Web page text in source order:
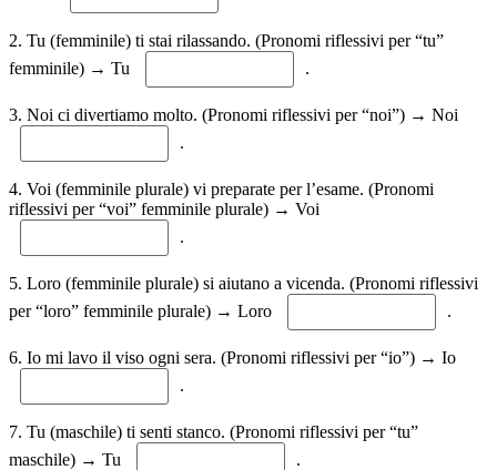
2. Tu (femminile) ti stai rilassando. (Pronomi riflessivi per “tu”
femminile) → Tu
.
3. Noi ci divertiamo molto. (Pronomi riflessivi per “noi”) → Noi
.
4. Voi (femminile plurale) vi preparate per l’esame. (Pronomi
riflessivi per “voi” femminile plurale) → Voi
.
5. Loro (femminile plurale) si aiutano a vicenda. (Pronomi riflessivi
per “loro” femminile plurale) → Loro
.
6. Io mi lavo il viso ogni sera. (Pronomi riflessivi per “io”) → Io
.
7. Tu (maschile) ti senti stanco. (Pronomi riflessivi per “tu”
maschile) → Tu
.